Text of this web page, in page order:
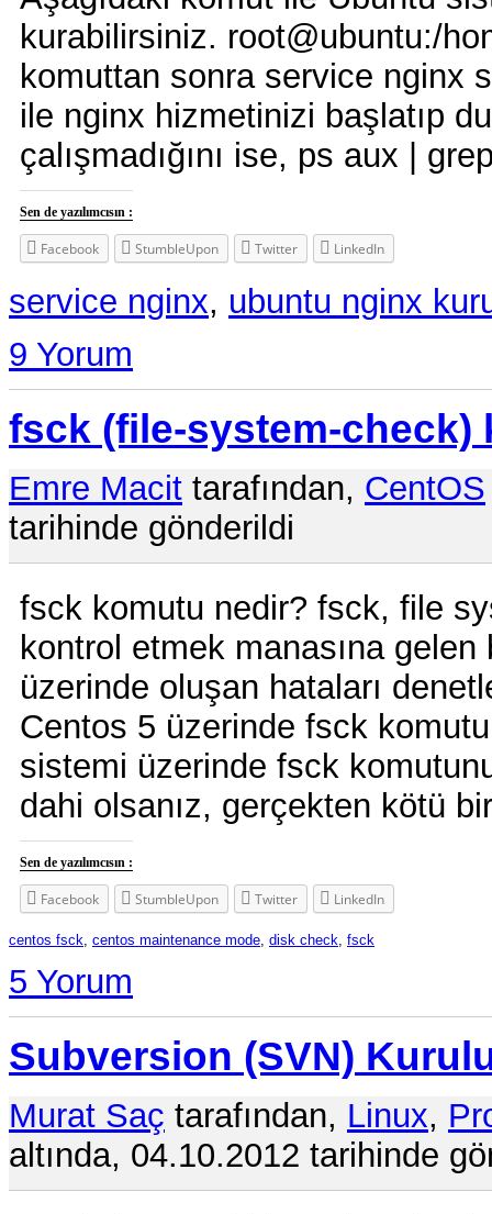
kurabilirsiniz. root@ubuntu:/
komuttan sonra service nginx
ile nginx hizmetinizi başlatıp
çalışmadığını ise, ps aux |
Sen de yazılımcısın :
Facebook StumbleUpon Twitter LinkedIn
service nginx, ubuntu nginx
9 Yorum
fsck (file-system-check)
Emre Macit tarafından, CentOS
tarihinde gönderildi
fsck komutu nedir? fsck, file
kontrol etmek manasına
üzerinde oluşan hataları
Centos 5 üzerinde fsck
sistemi üzerinde fsck
dahi olsanız, gerçekten kötü
Sen de yazılımcısın :
Facebook StumbleUpon Twitter LinkedIn
centos fsck, centos maintenance mode, disk check, fsck
5 Yorum
Subversion (SVN)
Murat Saç tarafından, Linux,
altında, 04.10.2012 tarihinde